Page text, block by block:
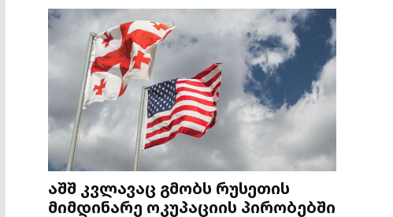
აშშ კვლავაც გმობს რუსეთის
მიმდინარე ოკუპაციის პირობებში